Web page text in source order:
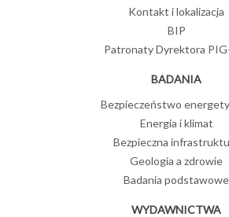
Kontakt i lokalizacja
BIP
Patronaty Dyrektora
BADANIA
Bezpieczeństwo
Energia i klimat
Bezpieczna
Geologia a zdrowie
Badania podstawowe
WYDAWNICTWA